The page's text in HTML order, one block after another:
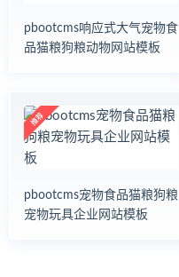
pbootcms响应式大气宠物食
品猫粮狗粮动物网站模板
pbootcms宠物食品猫粮狗粮
宠物玩具企业网站模板